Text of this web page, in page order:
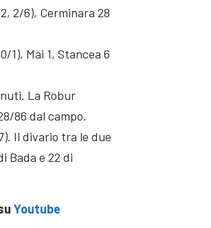
2/6), Cerminara 28
1), Mai 1, Stancea 6
La Robur
86 dal campo.
Il divario tra le due
Bada e 22 di
Youtube